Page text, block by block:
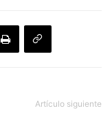
Artículo siguiente